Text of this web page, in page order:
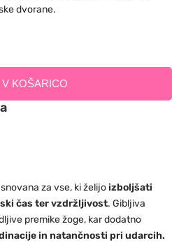
dvorane.
KOŠARICO
za vse, ki želijoizboljšati
čas ter vzdržljivost. Gibljiva
premike žoge, kar dodatno
in natančnosti pri udarcih.